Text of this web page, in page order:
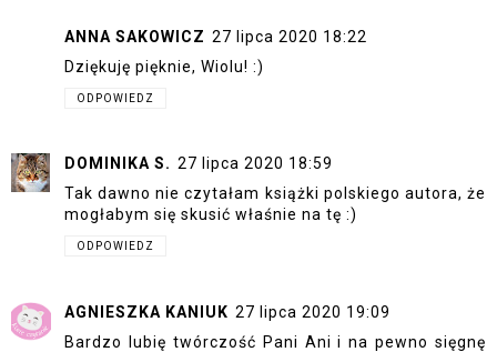
ANNA SAKOWICZ 27 lipca 2020 18:22
Dziękuję pięknie, Wiolu! :)
ODPOWIEDZ
DOMINIKA S. 27 lipca 2020 18:59
Tak dawno nie czytałam książki polskiego autora, że
mogłabym się skusić właśnie na tę :)
ODPOWIEDZ
AGNIESZKA KANIUK 27 lipca 2020 19:09
Bardzo lubię twórczość Pani Ani i na pewno sięgnę